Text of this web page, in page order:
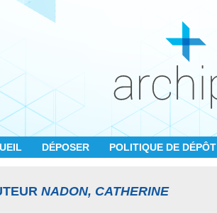
DÉPOSER POLITIQUE DE DÉPÔT
NADON, CATHERINE